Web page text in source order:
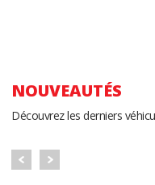
NOUVEAUTÉS
Découvrez les derniers